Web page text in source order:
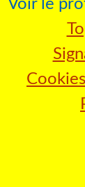
Voir le